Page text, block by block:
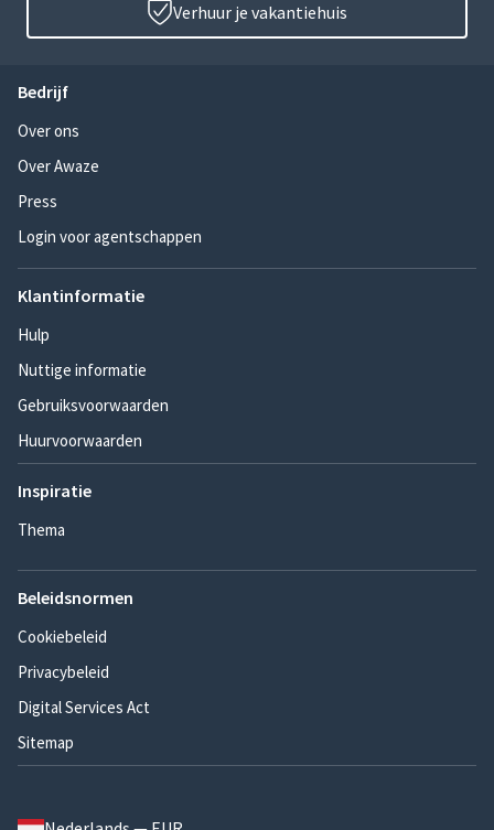
Verhuur je vakantiehuis
Bedrijf
Over ons
Over Awaze
Press
Login voor agentschappen
Klantinformatie
Hulp
Nuttige informatie
Gebruiksvoorwaarden
Huurvoorwaarden
Inspiratie
Thema
Beleidsnormen
Cookiebeleid
Privacybeleid
Digital Services Act
Sitemap